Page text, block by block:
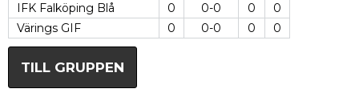
IFK Falköping Blå
0 0-0 0
0
Värings GIF
0 0-0 0 0
TILL GRUPPEN